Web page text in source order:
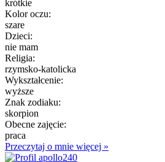
krótkie
Kolor oczu:
szare
Dzieci:
nie mam
Religia:
rzymsko-katolicka
Wykształcenie:
wyższe
Znak zodiaku:
skorpion
Obecne zajęcie:
praca
Przeczytaj o mnie więcej »